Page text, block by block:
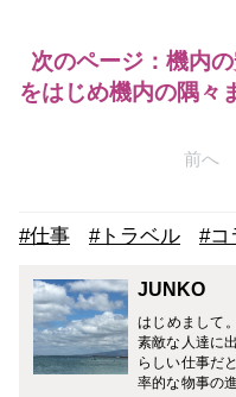
次のページ：機内
をはじめ機内の隅々
前へ
#仕事 #トラベル #コ
JUNKO
はじめまして
素敵な人達に
らしい仕事だ
率的な物事の